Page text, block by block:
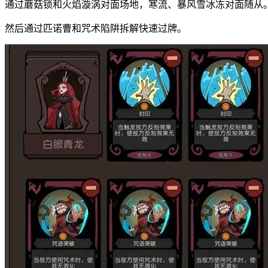
通过蘑菇锁和火焰漩涡对面场地，寒流、暴风雪冰冻对面随从
然后通过匹诺曹和咒术陷阱拆解快速过牌。